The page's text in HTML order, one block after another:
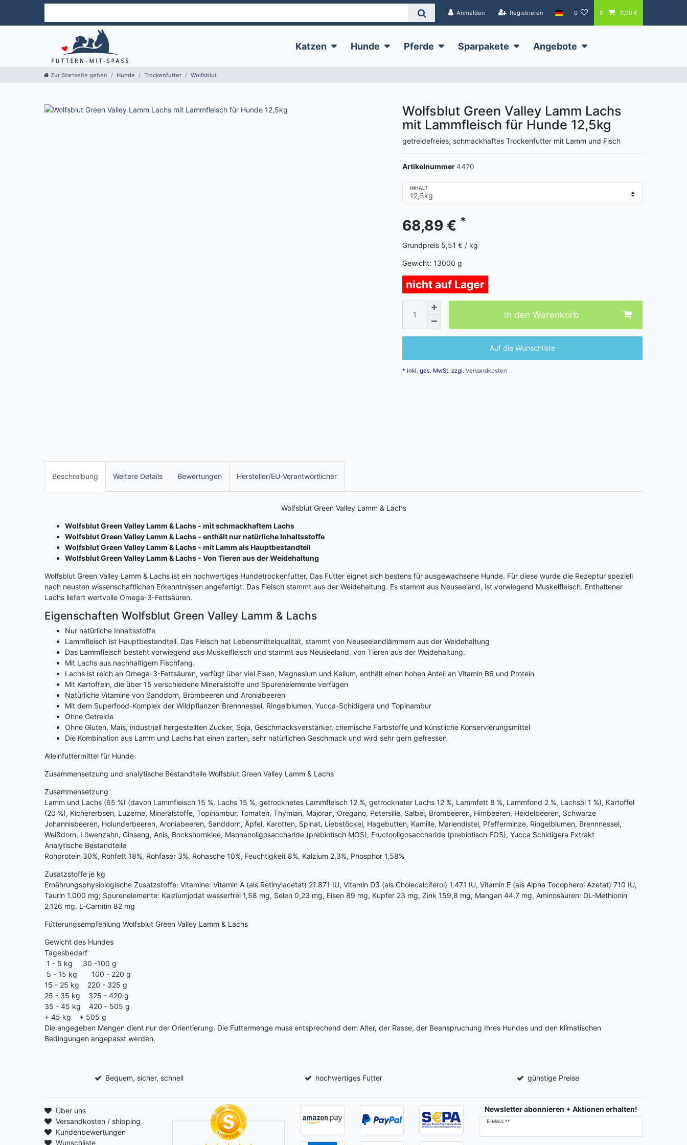
Anmelden Registrieren 0 0 0,00 €
Katzen Hunde Pferde Sparpakete Angebote
Zur Startseite gehen Hunde Trockenfutter Wolfsblut
Wolfsblut Green Valley Lamm Lachs
mit Lammfleisch für Hunde 12,5kg
getreidefreies, schmackhaftes Trockenfutter mit Lamm und Fisch
Artikelnummer4470
INHALT
68,89 € *
Grundpreis 5,51 € / kg
Gewicht: 13000 g
nicht auf Lager
In den Warenkorb
Auf die Wunschliste
* inkl. ges. MwSt. zzgl. Versandkosten
Beschreibung Weitere Details Bewertungen Hersteller/EU-Verantwortlicher
Wolfsblut Green Valley Lamm & Lachs
Wolfsblut Green Valley Lamm & Lachs - mit schmackhaftem Lachs
Wolfsblut Green Valley Lamm & Lachs - enthält nur natürliche Inhaltsstoffe
Wolfsblut Green Valley Lamm & Lachs - mit Lamm als Hauptbestandteil
Wolfsblut Green Valley Lamm & Lachs - Von Tieren aus der Weidehaltung
Wolfsblut Green Valley Lamm & Lachs ist ein hochwertiges Hundetrockenfutter. Das Futter eignet sich bestens für ausgewachsene Hunde. Für diese wurde die Rezeptur speziell
nach neusten wissenschaftlichen Erkenntnissen angefertigt. Das Fleisch stammt aus der Weidehaltung. Es stammt aus Neuseeland, ist vorwiegend Muskelfleisch. Enthaltener
Lachs liefert wertvolle Omega-3-Fettsäuren.
Eigenschaften Wolfsblut Green Valley Lamm & Lachs
Nur natürliche Inhaltsstoffe
Lammfleisch ist Hauptbestandteil. Das Fleisch hat Lebensmittelqualität, stammt von Neuseelandlämmern aus der Weidehaltung
Das Lammfleisch besteht vorwiegend aus Muskelfleisch und stammt aus Neuseeland, von Tieren aus der Weidehaltung.
Mit Lachs aus nachhaltigem Fischfang.
Lachs ist reich an Omega-3-Fettsäuren, verfügt über viel Eisen, Magnesium und Kalium, enthält einen hohen Anteil an Vitamin B6 und Protein
Mit Kartoffeln, die über 15 verschiedene Mineralstoffe und Spurenelemente verfügen
Natürliche Vitamine von Sanddorn, Brombeeren und Aroniabeeren
Mit dem Superfood-Komplex der Wildpflanzen Brennnessel, Ringelblumen, Yucca-Schidigera und Topinambur
Ohne Getreide
Ohne Gluten, Mais, industriell hergestellten Zucker, Soja, Geschmacksverstärker, chemische Farbstoffe und künstliche Konservierungsmittel
Die Kombination aus Lamm und Lachs hat einen zarten, sehr natürlichen Geschmack und wird sehr gern gefressen
Alleinfuttermittel für Hunde.
Zusammensetzung und analytische Bestandteile Wolfsblut Green Valley Lamm & Lachs
Zusammensetzung
Lamm und Lachs (65 %) (davon Lammfleisch 15 %, Lachs 15 %, getrocknetes Lammfleisch 12 %, getrockneter Lachs 12 %, Lammfett 8 %, Lammfond 2 %, Lachsöl 1 %), Kartoffel
(20 %), Kichererbsen, Luzerne, Mineralstoffe, Topinambur, Tomaten, Thymian, Majoran, Oregano, Petersilie, Salbei, Brombeeren, Himbeeren, Heidelbeeren, Schwarze
Johannisbeeren, Holunderbeeren, Aroniabeeren, Sanddorn, Äpfel, Karotten, Spinat, Liebstöckel, Hagebutten, Kamille, Mariendistel, Pfefferminze, Ringelblumen, Brennnessel,
Weißdorn, Löwenzahn, Ginseng, Anis, Bockshornklee, Mannanoligosaccharide (prebiotisch MOS), Fructooligosaccharide (prebiotisch FOS), Yucca Schidigera Extrakt
Analytische Bestandteile
Rohprotein 30%, Rohfett 18%, Rohfaser 3%, Rohasche 10%, Feuchtigkeit 8%, Kalzium 2,3%, Phosphor 1,58%
Zusatzstoffe je kg
Ernährungsphysiologische Zusatzstoffe: Vitamine: Vitamin A (als Retinylacetat) 21.871 IU, Vitamin D3 (als Cholecalciferol) 1.471 IU, Vitamin E (als Alpha Tocopherol Azetat) 710 IU,
Taurin 1.000 mg; Spurenelemente: Kalziumjodat wasserfrei 1,58 mg, Selen 0,23 mg, Eisen 89 mg, Kupfer 23 mg, Zink 159,8 mg, Mangan 44,7 mg, Aminosäuren: DL-Methionin
2.126 mg, L-Carnitin 82 mg
Fütterungsempfehlung Wolfsblut Green Valley Lamm & Lachs
Gewicht des Hundes
Tagesbedarf
1 - 5 kg 30 -100 g
5 - 15 kg 100 - 220 g
15 - 25 kg 220 - 325 g
25 - 35 kg 325 - 420 g
35 - 45 kg 420 - 505 g
+ 45 kg + 505 g
Die angegeben Mengen dient nur der Orientierung. Die Futtermenge muss entsprechend dem Alter, der Rasse, der Beanspruchung Ihres Hundes und den klimatischen
Bedingungen angepasst werden.
Bequem, sicher, schnell hochwertiges Futter günstige Preise
Über uns
Versandkosten / shipping
Kundenbewertungen
Wunschliste
Newsletter abonnieren + Aktionen erhalten!
E-MAIL **
Newsletter